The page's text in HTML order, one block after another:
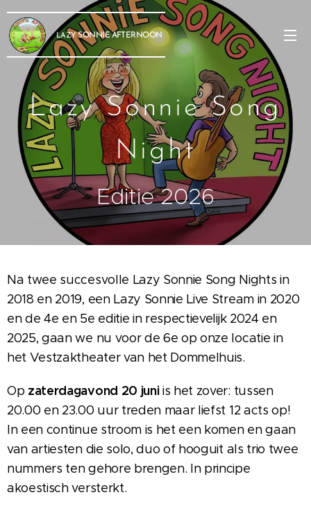
LAZYSONNIE AFTERNOON
Lazy Sonnie Song
Night
Editie 2026
Na twee succesvolle Lazy Sonnie Song Nights in
2018 en 2019, een Lazy Sonnie Live Stream in 2020
en de 4e en 5e editie in respectievelijk 2024 en
2025, gaan we nu voor de 6e op onze locatie in
het Vestzaktheater van het Dommelhuis.
Op zaterdagavond 20 juniis het zover: tussen
20.00 en 23.00 uur treden maar liefst 12 acts op!
In een continue stroom is het een komen en gaan
van artiesten die solo, duo of hooguit als trio twee
nummers ten gehore brengen. In principe
akoestisch versterkt.